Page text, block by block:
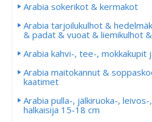
Arabia sokerikot & kermakot
Arabia tarjoilukulhot &
& padat & vuoat & liemikulhot
Arabia kahvi-, tee-, mokkakupit
Arabia maitokannut &
kaatimet
Arabia pulla-, jälkiruoka-,
halkaisija 15-18 cm